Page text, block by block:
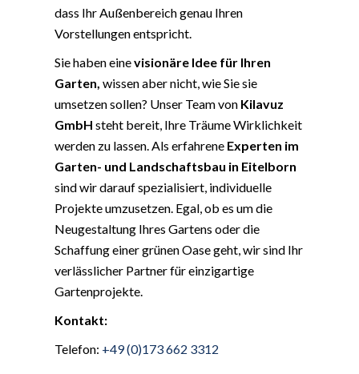
dass Ihr Außenbereich genau Ihren
Vorstellungen entspricht.
Sie haben einevisionäre Idee für Ihren
Garten, wissen aber nicht, wie Sie sie
umsetzen sollen? Unser Team von Kilavuz
GmbH steht bereit, Ihre Träume Wirklichkeit
werden zu lassen. Als erfahrene Experten im
Garten- und Landschaftsbau in Eitelborn
sind wir darauf spezialisiert, individuelle
Projekte umzusetzen. Egal, ob es um die
Neugestaltung Ihres Gartens oder die
Schaffung einer grünen Oase geht, wir sind Ihr
verlässlicher Partner für einzigartige
Gartenprojekte.
Kontakt:
Telefon: +49 (0)173 662 3312